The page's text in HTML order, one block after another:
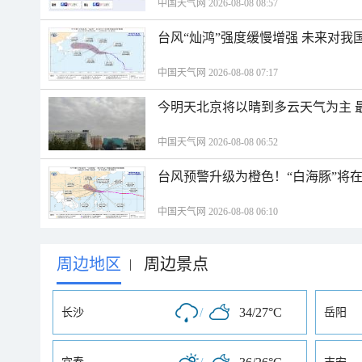
中国天气网 2026-08-08 08:57
台风“灿鸿”强度缓慢增强 未来对我
中国天气网 2026-08-08 07:17
今明天北京将以晴到多云天气为主
中国天气网 2026-08-08 06:52
台风预警升级为橙色！“白海豚”将
中国天气网 2026-08-08 06:10
周边地区 | 周边景点
长沙 / 34/27°C 岳阳